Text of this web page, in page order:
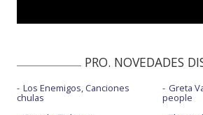
PRO. NOVEDADES
Los Enemigos, Canciones
chulas
Greta
people